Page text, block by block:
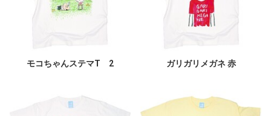
モコちゃんステマT 2 ガリガリメガネ 赤